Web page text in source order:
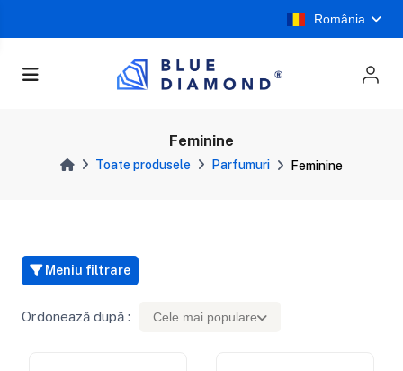
România
Feminine
Toate produsele Parfumuri Feminine
Meniu filtrare
Ordonează după : Cele mai populare